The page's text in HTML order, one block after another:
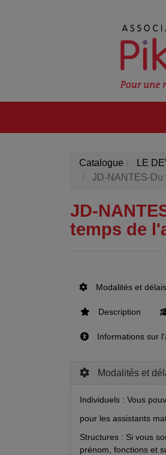
Catalogue LE
JD-NANTES-Du
JD-
temps de
Modalités et
Description
Informations sur
Modalités et
Individuels : Vous
pour les assistants
Structures : Si vous
prénom, fonctions et